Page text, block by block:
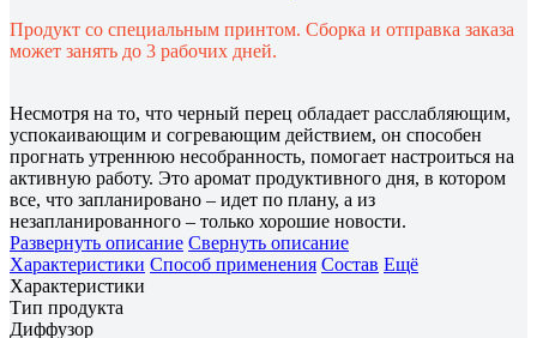
Продукт со специальным принтом. Сборка и отправка заказа
может занять до 3 рабочих дней.
Несмотря на то, что черный перец обладает расслабляющим,
успокаивающим и согревающим действием, он способен
прогнать утреннюю несобранность, помогает настроиться на
активную работу. Это аромат продуктивного дня, в котором
все, что запланировано – идет по плану, а из
незапланированного – только хорошие новости.
Развернуть описание Свернуть описание
Характеристики Способ применения Состав Ещё
Характеристики
Тип продукта
Диффузор